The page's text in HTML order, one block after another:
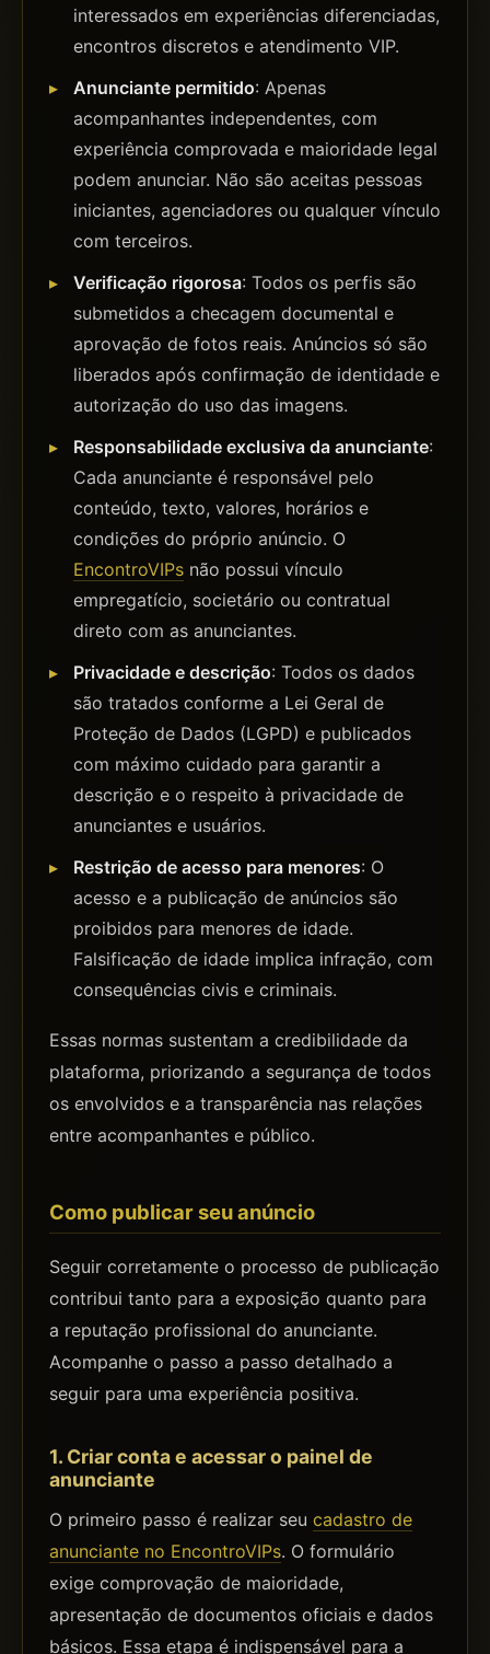
interessados em experiências diferenciadas,
encontros discretos e atendimento VIP.
Anunciante permitido: Apenas
acompanhantes independentes, com
experiência comprovada e maioridade legal
podem anunciar. Não são aceitas pessoas
iniciantes, agenciadores ou qualquer vínculo
com terceiros.
Verificação rigorosa: Todos os perfis são
submetidos a checagem documental e
aprovação de fotos reais. Anúncios só são
liberados após confirmação de identidade e
autorização do uso das imagens.
Responsabilidade exclusiva da anunciante:
Cada anunciante é responsável pelo
conteúdo, texto, valores, horários e
condições do próprio anúncio. O
EncontroVIPs não possui vínculo
empregatício, societário ou contratual
direto com as anunciantes.
Privacidade e descrição: Todos os dados
são tratados conforme a Lei Geral de
Proteção de Dados (LGPD) e publicados
com máximo cuidado para garantir a
descrição e o respeito à privacidade de
anunciantes e usuários.
Restrição de acesso para menores: O
acesso e a publicação de anúncios são
proibidos para menores de idade.
Falsificação de idade implica infração, com
consequências civis e criminais.
Essas normas sustentam a credibilidade da
plataforma, priorizando a segurança de todos
os envolvidos e a transparência nas relações
entre acompanhantes e público.
Como publicar seu anúncio
Seguir corretamente o processo de publicação
contribui tanto para a exposição quanto para
a reputação profissional do anunciante.
Acompanhe o passo a passo detalhado a
seguir para uma experiência positiva.
1. Criar conta e acessar o painel de
anunciante
O primeiro passo é realizar seu cadastro de
anunciante no EncontroVIPs. O formulário
exige comprovação de maioridade,
apresentação de documentos oficiais e dados
básicos. Essa etapa é indispensável para a